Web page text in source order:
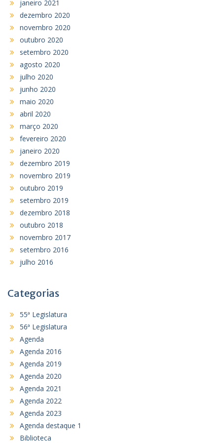
janeiro 2021
dezembro 2020
novembro 2020
outubro 2020
setembro 2020
agosto 2020
julho 2020
junho 2020
maio 2020
abril 2020
março 2020
fevereiro 2020
janeiro 2020
dezembro 2019
novembro 2019
outubro 2019
setembro 2019
dezembro 2018
outubro 2018
novembro 2017
setembro 2016
julho 2016
Categorias
55ª Legislatura
56ª Legislatura
Agenda
Agenda 2016
Agenda 2019
Agenda 2020
Agenda 2021
Agenda 2022
Agenda 2023
Agenda destaque 1
Biblioteca